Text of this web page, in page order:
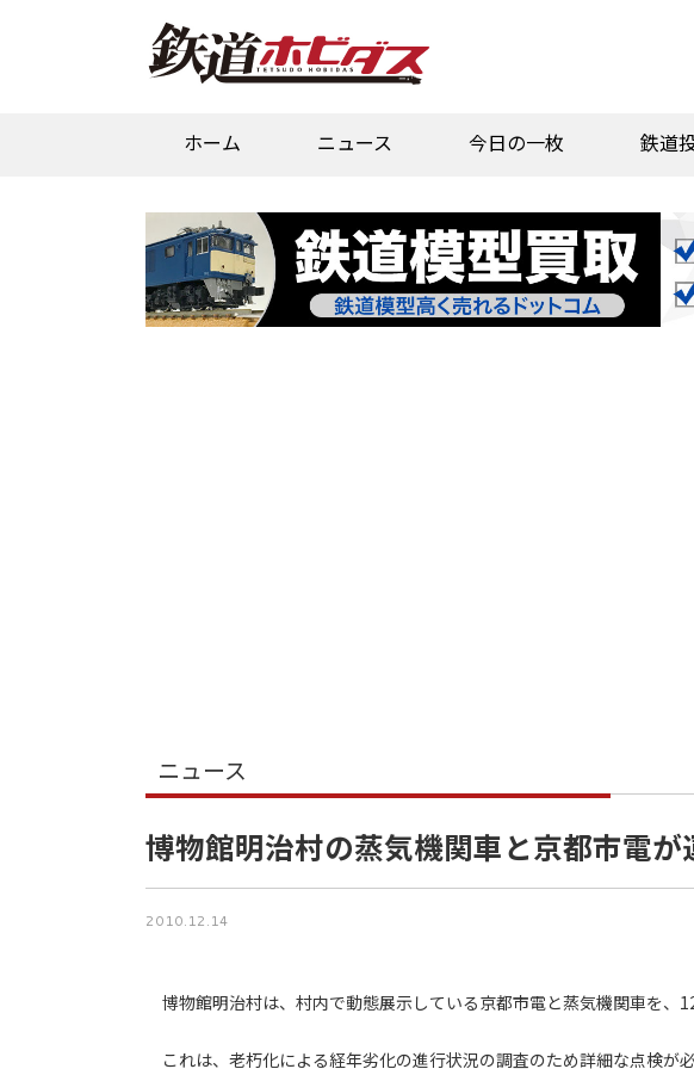
ホーム ニュース 今日の一枚 鉄道
ニュース
博物館明治村の蒸気機関車と京都市電が
2010.12.14
博物館明治村は、村内で動態展示している京都市電と蒸気機関車を、
これは、老朽化による経年劣化の進行状況の調査のため詳細な点検が